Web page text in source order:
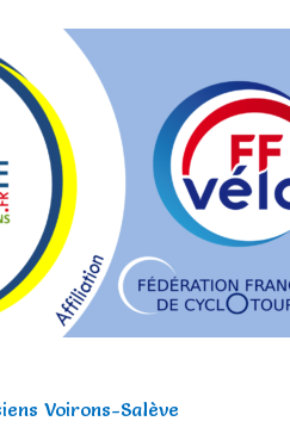
Voirons-Salève